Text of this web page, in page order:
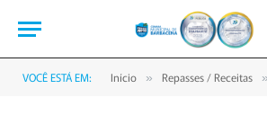
VOCÊ ESTÁ EM: Início » Repasses / Receitas »